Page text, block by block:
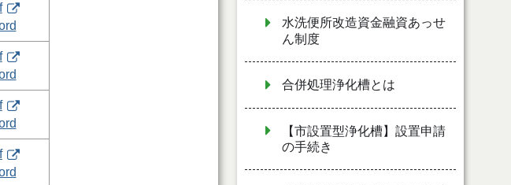
水洗便所改造資金融資あっせ
ん制度
合併処理浄化槽とは
【市設置型浄化槽】設置申請
の手続き